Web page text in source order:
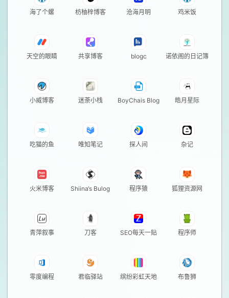
海了个螺 枋柚梓博客 沧海月明 鸡米饭
天空的眼睛 共享博客 blogc 诺依阁的日记簿
小威博客 迷荼小栈 BoyChais Blog 皓月星际
吃猫的鱼 唯知笔记 探人间 杂记
火米博客 Shiina‘s Bulog 程序猿 狐狸资源网
青萍叙事 刀客 SEO每天一贴 程序师
零度编程 君临驿站 缤纷彩虹天地 布鲁狮